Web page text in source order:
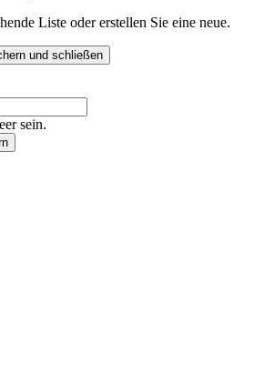
Liste oder erstellen Sie eine neue.
und schließen
sein.